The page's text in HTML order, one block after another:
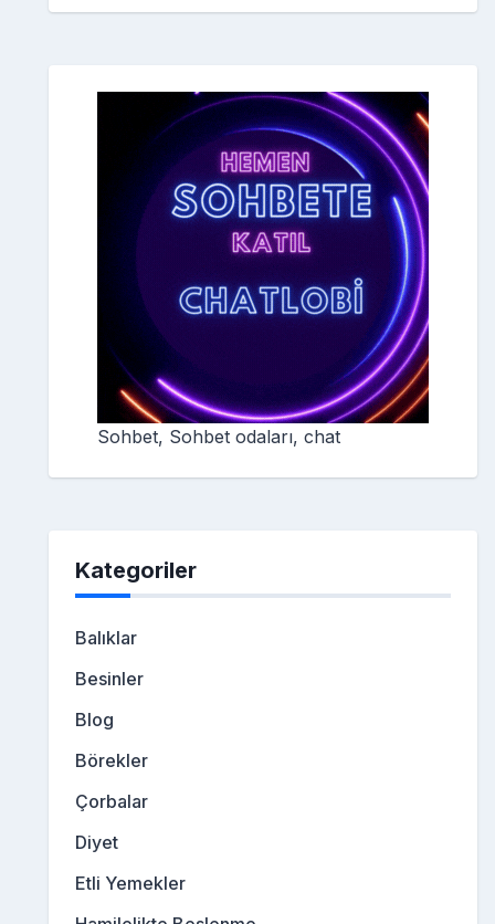
Sohbet, Sohbet odaları, chat
Kategoriler
Balıklar
Besinler
Blog
Börekler
Çorbalar
Diyet
Etli Yemekler